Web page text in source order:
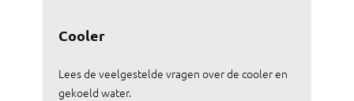
Cooler
Lees de veelgestelde vragen over de cooler en
gekoeld water.